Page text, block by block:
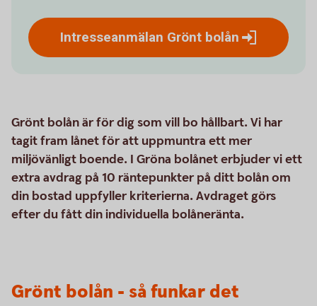
Intresseanmälan Grönt bolån
Grönt bolån är för dig som vill bo hållbart. Vi har
tagit fram lånet för att uppmuntra ett mer
miljövänligt boende. I Gröna bolånet erbjuder vi ett
extra avdrag på 10 räntepunkter på ditt bolån om
din bostad uppfyller kriterierna. Avdraget görs
efter du fått din individuella bolåneränta.
Grönt bolån - så funkar det